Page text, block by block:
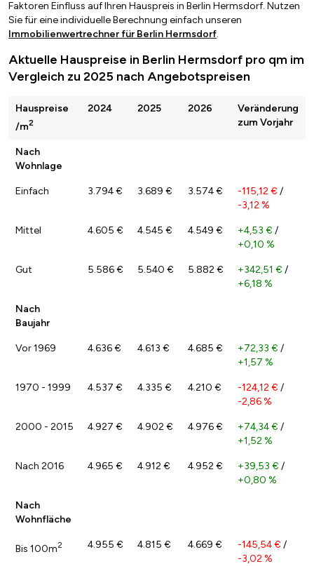
Faktoren Einfluss auf Ihren Hauspreis in Berlin Hermsdorf. Nutzen
Sie für eine individuelle Berechnung einfach unseren
Immobilienwertrechner für Berlin Hermsdorf.
Aktuelle Hauspreise in Berlin Hermsdorf pro qm im
Vergleich zu 2025 nach Angebotspreisen
Hauspreise
/m2
2024 2025 2026
Veränderung
zum Vorjahr
Nach
Wohnlage
Einfach 3.794 € 3.689 € 3.574 € -115,12 € /
-3,12 %
Mittel 4.605 € 4.545 € 4.549 € +4,53 € /
+0,10 %
Gut 5.586 € 5.540 € 5.882 € +342,51 € /
+6,18 %
Nach
Baujahr
Vor 1969 4.636 € 4.613 € 4.685 € +72,33 € /
+1,57 %
1970 - 1999 4.537 € 4.335 € 4.210 € -124,12 € /
-2,86 %
2000 - 2015 4.927 € 4.902 € 4.976 € +74,34 € /
+1,52 %
Nach 2016 4.965 € 4.912 € 4.952 € +39,53 € /
+0,80 %
Nach
Wohnfläche
Bis 100m2 4.955 € 4.815 € 4.669 € -145,54 € /
-3,02 %